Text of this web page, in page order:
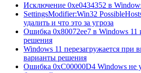
Исключение 0xe0434352 в
SettingsModifier:Win32
удалить и что это за угроза
Ошибка 0x80072ee7 в Windows
решения
Windows 11 перезагружается
варианты решения
Ошибка 0xC00000D4 Windows не